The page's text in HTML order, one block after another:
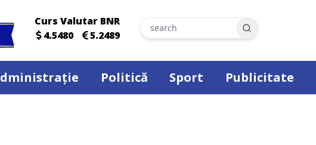
Curs Valutar BNR
4.5480
5.2489
Search
Politică Sport Publicitate